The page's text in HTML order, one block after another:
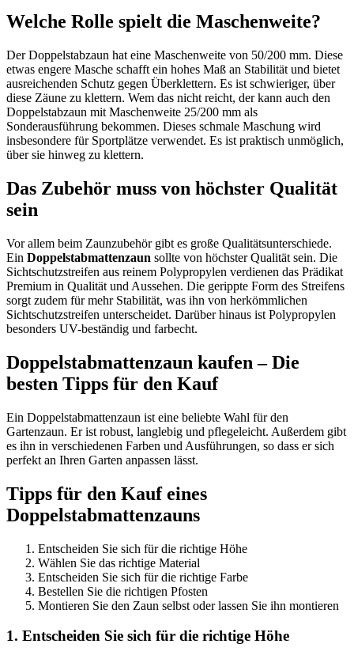
Welche Rolle spielt die Maschenweite?
Der Doppelstabzaun hat eine Maschenweite von 50/200 mm. Diese
etwas engere Masche schafft ein hohes Maß an Stabilität und bietet
ausreichenden Schutz gegen Überklettern. Es ist schwieriger, über
diese Zäune zu klettern. Wem das nicht reicht, der kann auch den
Doppelstabzaun mit Maschenweite 25/200 mm als
Sonderausführung bekommen. Dieses schmale Maschung wird
insbesondere für Sportplätze verwendet. Es ist praktisch unmöglich,
über sie hinweg zu klettern.
Das Zubehör muss von höchster Qualität
sein
Vor allem beim Zaunzubehör gibt es große Qualitätsunterschiede.
Ein Doppelstabmattenzaun sollte von höchster Qualität sein. Die
Sichtschutzstreifen aus reinem Polypropylen verdienen das Prädikat
Premium in Qualität und Aussehen. Die gerippte Form des Streifens
sorgt zudem für mehr Stabilität, was ihn von herkömmlichen
Sichtschutzstreifen unterscheidet. Darüber hinaus ist Polypropylen
besonders UV-beständig und farbecht.
Doppelstabmattenzaun kaufen – Die
besten Tipps für den Kauf
Ein Doppelstabmattenzaun ist eine beliebte Wahl für den
Gartenzaun. Er ist robust, langlebig und pflegeleicht. Außerdem gibt
es ihn in verschiedenen Farben und Ausführungen, so dass er sich
perfekt an Ihren Garten anpassen lässt.
Tipps für den Kauf eines
Doppelstabmattenzauns
Entscheiden Sie sich für die richtige Höhe
Wählen Sie das richtige Material
Entscheiden Sie sich für die richtige Farbe
Bestellen Sie die richtigen Pfosten
Montieren Sie den Zaun selbst oder lassen Sie ihn montieren
1. Entscheiden Sie sich für die richtige Höhe